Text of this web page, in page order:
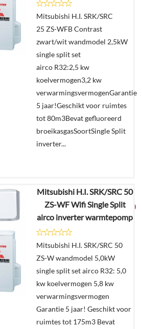
Offerte
aanvragen?
In
Mitsubishi H.I. SRK/SRC
25 ZS-WFB Contrast
zwart/wit wandmodel 2,5kW
single split set
airco R32:2,5 kw
koelvermogen3,2 kw
verwarmingsvermogenGarantie
5 jaar!Geschikt voor ruimtes
tot 80m3Bevat gefluoreerd
broeikasgasSoortSingle Split
inverter...
€2.989,91
€1.579,00
Offerte
aanvragen?
In
winkelmand
Mitsubishi H.I. SRK/SRC 50
ZS-WF Wifi Single Split
airco inverter warmtepomp
Mitsubishi H.I. SRK/SRC 50
ZS-W wandmodel 5,0kW
single split set airco R32: 5,0
kw koelvermogen 5,8 kw
verwarmingsvermogen
Garantie 5 jaar! Geschikt voor
ruimtes tot 175m3 Bevat